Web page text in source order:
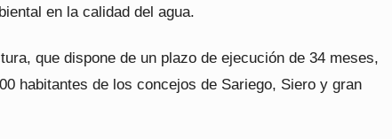
en la calidad del agua.
que dispone de un plazo de ejecución de 34 meses,
habitantes de los concejos de Sariego, Siero y gran